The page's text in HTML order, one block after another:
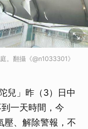
。翻攝《@n1033301》
兒」昨（3）日中
一天時間，今
壓、解除警報，不